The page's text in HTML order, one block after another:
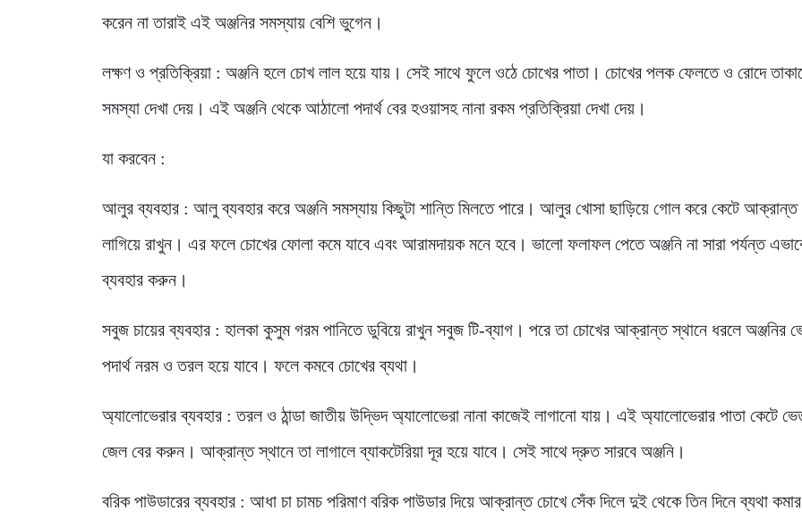
করেন না তারাই এই অঞ্জনির সমস্যায় বেশি ভুগেন।
লক্ষণ ও প্রতিক্রিয়া : অঞ্জনি হলে চোখ লাল হয়ে যায়। সেই সাথে ফুলে ওঠে চোখের পাতা। চোখের পলক ফেলতে ও রোদে
সমস্যা দেখা দেয়। এই অঞ্জনি থেকে আঠালো পদার্থ বের হওয়াসহ নানা রকম প্রতিক্রিয়া দেখা দেয়।
যা করবেন :
আলুর ব্যবহার : আলু ব্যবহার করে অঞ্জনি সমস্যায় কিছুটা শান্তি মিলতে পারে। আলুর খোসা ছাড়িয়ে গোল করে কেটে আক্রান্ত
লাগিয়ে রাখুন। এর ফলে চোখের ফোলা কমে যাবে এবং আরামদায়ক মনে হবে। ভালো ফলাফল পেতে অঞ্জনি না সারা পর্যন্ত
ব্যবহার করুন।
সবুজ চায়ের ব্যবহার : হালকা কুসুম গরম পানিতে ডুবিয়ে রাখুন সবুজ টি-ব্যাগ। পরে তা চোখের আক্রান্ত স্থানে ধরলে অঞ্জনির
পদার্থ নরম ও তরল হয়ে যাবে। ফলে কমবে চোখের ব্যথা।
অ্যালোভেরার ব্যবহার : তরল ও ঠান্ডা জাতীয় উদ্ভিদ অ্যালোভেরা নানা কাজেই লাগানো যায়। এই অ্যালোভেরার পাতা কেটে
জেল বের করুন। আক্রান্ত স্থানে তা লাগালে ব্যাকটেরিয়া দূর হয়ে যাবে। সেই সাথে দ্রুত সারবে অঞ্জনি।
বরিক পাউডারের ব্যবহার : আধা চা চামচ পরিমাণ বরিক পাউডার দিয়ে আক্রান্ত চোখে সেঁক দিলে দুই থেকে তিন দিনে ব্যথা কমার